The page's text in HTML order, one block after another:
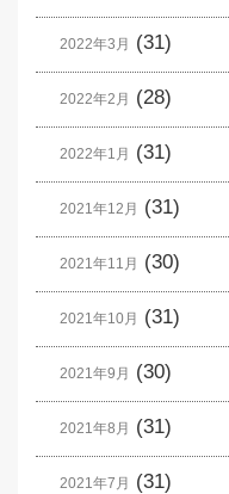
2022年3月 (31)
2022年2月 (28)
2022年1月 (31)
2021年12月 (31)
2021年11月 (30)
2021年10月 (31)
2021年9月 (30)
2021年8月 (31)
2021年7月 (31)